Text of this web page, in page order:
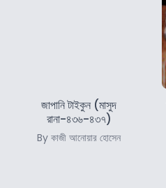
জাপানি টাইকুন (মাসুদ
রানা-৪৩৬-৪৩৭)
By কাজী আনোয়ার হোসেন